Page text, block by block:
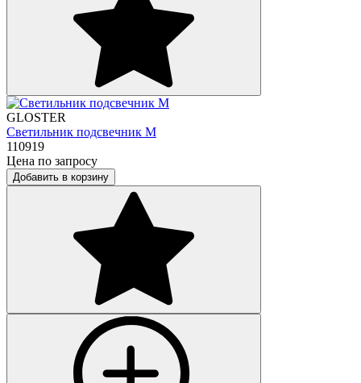
GLOSTER
Светильник подсвечник M
110919
Цена по запросу
Добавить в корзину